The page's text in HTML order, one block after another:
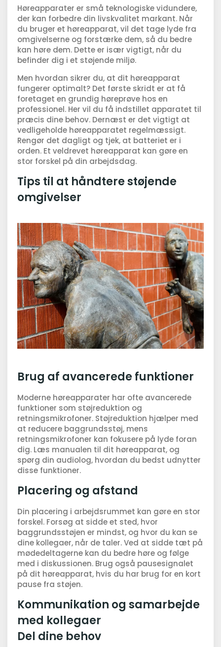
Høreapparater er små teknologiske vidundere,
der kan forbedre din livskvalitet markant. Når
du bruger et høreapparat, vil det tage lyde fra
omgivelserne og forstærke dem, så du bedre
kan høre dem. Dette er især vigtigt, når du
befinder dig i et støjende miljø.
Men hvordan sikrer du, at dit høreapparat
fungerer optimalt? Det første skridt er at få
foretaget en grundig høreprøve hos en
professionel. Her vil du få indstillet apparatet til
præcis dine behov. Dernæst er det vigtigt at
vedligeholde høreapparatet regelmæssigt.
Rengør det dagligt og tjek, at batteriet er i
orden. Et veldrevet høreapparat kan gøre en
stor forskel på din arbejdsdag.
Tips til at håndtere støjende
omgivelser
Brug af avancerede funktioner
Moderne høreapparater har ofte avancerede
funktioner som støjreduktion og
retningsmikrofoner. Støjreduktion hjælper med
at reducere baggrundsstøj, mens
retningsmikrofoner kan fokusere på lyde foran
dig. Læs manualen til dit høreapparat, og
spørg din audiolog, hvordan du bedst udnytter
disse funktioner.
Placering og afstand
Din placering i arbejdsrummet kan gøre en stor
forskel. Forsøg at sidde et sted, hvor
baggrundsstøjen er mindst, og hvor du kan se
dine kollegaer, når de taler. Ved at sidde tæt på
mødedeltagerne kan du bedre høre og følge
med i diskussionen. Brug også pausesignalet
på dit høreapparat, hvis du har brug for en kort
pause fra støjen.
Kommunikation og samarbejde
med kollegaer
Del dine behov